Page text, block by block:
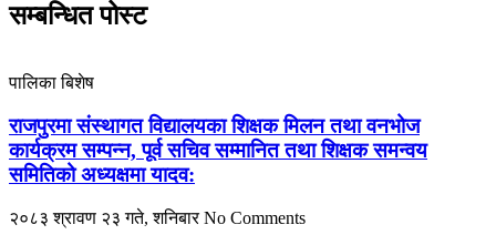
सम्बन्धित पोस्ट
पालिका बिशेष
राजपुरमा संस्थागत विद्यालयका शिक्षक मिलन तथा वनभोज
कार्यक्रम सम्पन्न, पूर्व सचिव सम्मानित तथा शिक्षक समन्वय
समितिको अध्यक्षमा यादव:
२०८३ श्रावण २३ गते, शनिबारNo Comments